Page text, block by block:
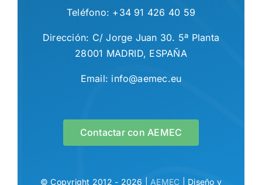
Teléfono: +34 91 426 40 59
Dirección: C/ Jorge Juan 30. 5ª Planta
28001 MADRID, ESPAÑA
Email: info@aemec.eu
Contactar con AEMEC
© Copyright 2012 - 2026 | AEMEC | Diseño y